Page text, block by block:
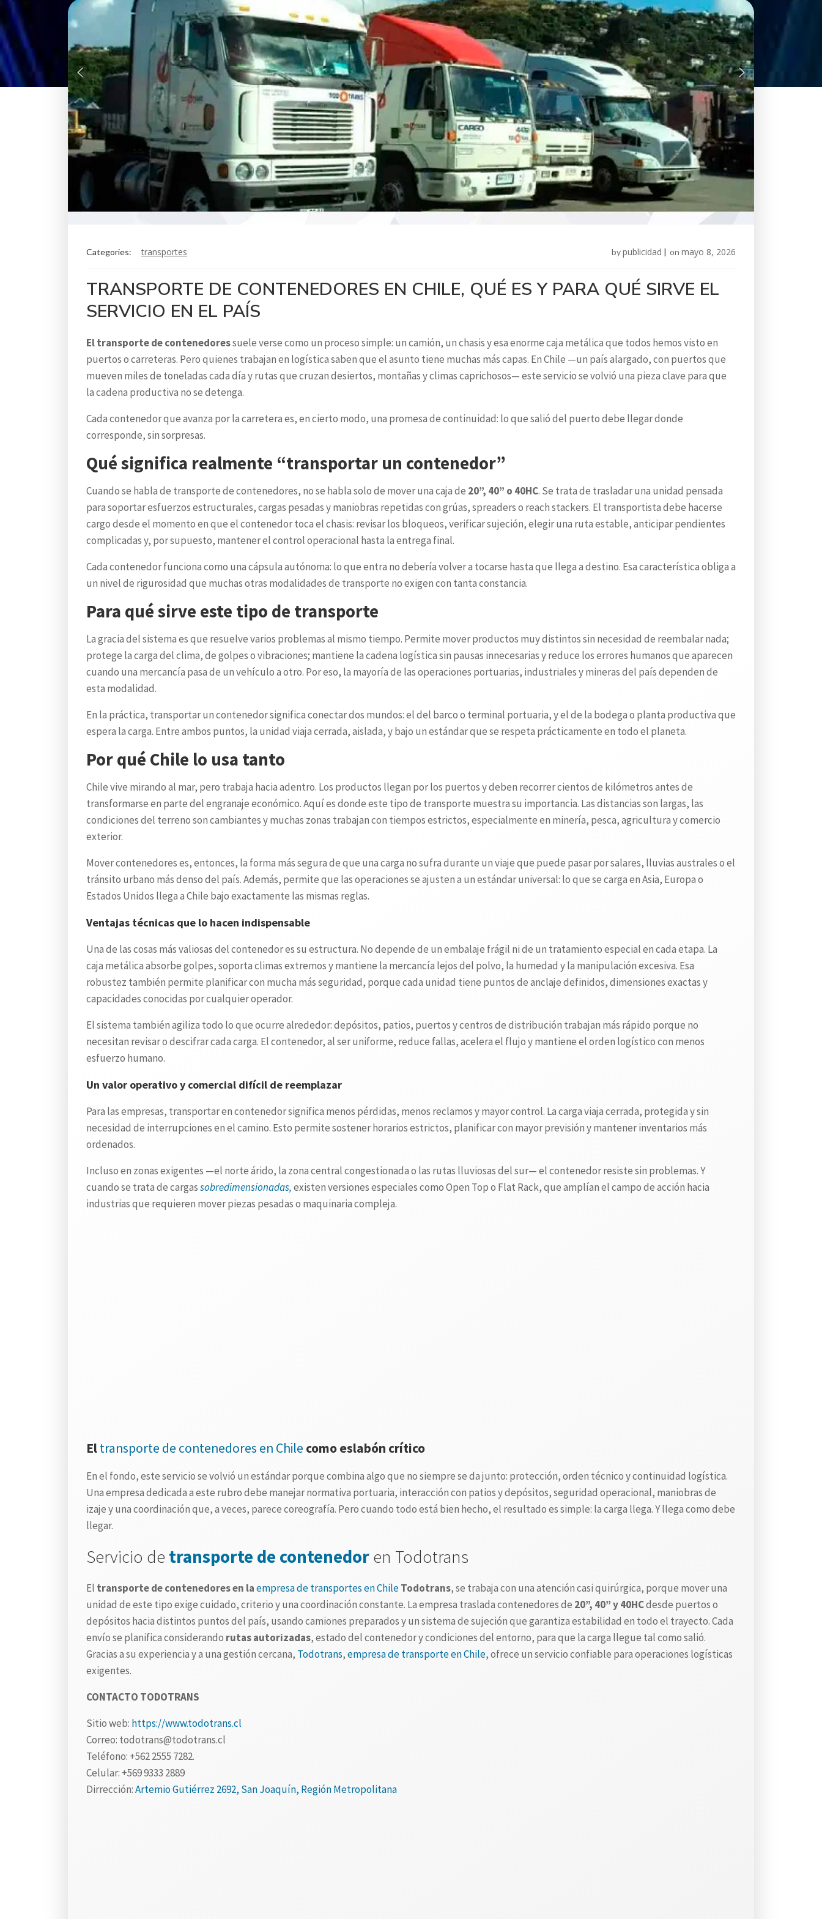
Categories: transportes bypublicidad | on mayo 8, 2026
TRANSPORTE DE CONTENEDORES EN CHILE, QUÉ ES Y PARA QUÉ SIRVE EL
SERVICIO EN EL PAÍS
El transporte de contenedoressuele verse como un proceso simple: un camión, un chasis y esa enorme caja metálica que todos hemos visto en
puertos o carreteras. Pero quienes trabajan en logística saben que el asunto tiene muchas más capas. En Chile —un país alargado, con puertos que
mueven miles de toneladas cada día y rutas que cruzan desiertos, montañas y climas caprichosos— este servicio se volvió una pieza clave para que
la cadena productiva no se detenga.
Cada contenedor que avanza por la carretera es, en cierto modo, una promesa de continuidad: lo que salió del puerto debe llegar donde
corresponde, sin sorpresas.
Qué significa realmente “transportar un contenedor”
Cuando se habla de transporte de contenedores, no se habla solo de mover una caja de 20”, 40” o 40HC. Se trata de trasladar una unidad pensada
para soportar esfuerzos estructurales, cargas pesadas y maniobras repetidas con grúas, spreaders o reach stackers. El transportista debe hacerse
cargo desde el momento en que el contenedor toca el chasis: revisar los bloqueos, verificar sujeción, elegir una ruta estable, anticipar pendientes
complicadas y, por supuesto, mantener el control operacional hasta la entrega final.
Cada contenedor funciona como una cápsula autónoma: lo que entra no debería volver a tocarse hasta que llega a destino. Esa característica obliga a
un nivel de rigurosidad que muchas otras modalidades de transporte no exigen con tanta constancia.
Para qué sirve este tipo de transporte
La gracia del sistema es que resuelve varios problemas al mismo tiempo. Permite mover productos muy distintos sin necesidad de reembalar nada;
protege la carga del clima, de golpes o vibraciones; mantiene la cadena logística sin pausas innecesarias y reduce los errores humanos que aparecen
cuando una mercancía pasa de un vehículo a otro. Por eso, la mayoría de las operaciones portuarias, industriales y mineras del país dependen de
esta modalidad.
En la práctica, transportar un contenedor significa conectar dos mundos: el del barco o terminal portuaria, y el de la bodega o planta productiva que
espera la carga. Entre ambos puntos, la unidad viaja cerrada, aislada, y bajo un estándar que se respeta prácticamente en todo el planeta.
Por qué Chile lo usa tanto
Chile vive mirando al mar, pero trabaja hacia adentro. Los productos llegan por los puertos y deben recorrer cientos de kilómetros antes de
transformarse en parte del engranaje económico. Aquí es donde este tipo de transporte muestra su importancia. Las distancias son largas, las
condiciones del terreno son cambiantes y muchas zonas trabajan con tiempos estrictos, especialmente en minería, pesca, agricultura y comercio
exterior.
Mover contenedores es, entonces, la forma más segura de que una carga no sufra durante un viaje que puede pasar por salares, lluvias australes o el
tránsito urbano más denso del país. Además, permite que las operaciones se ajusten a un estándar universal: lo que se carga en Asia, Europa o
Estados Unidos llega a Chile bajo exactamente las mismas reglas.
Ventajas técnicas que lo hacen indispensable
Una de las cosas más valiosas del contenedor es su estructura. No depende de un embalaje frágil ni de un tratamiento especial en cada etapa. La
caja metálica absorbe golpes, soporta climas extremos y mantiene la mercancía lejos del polvo, la humedad y la manipulación excesiva. Esa
robustez también permite planificar con mucha más seguridad, porque cada unidad tiene puntos de anclaje definidos, dimensiones exactas y
capacidades conocidas por cualquier operador.
El sistema también agiliza todo lo que ocurre alrededor: depósitos, patios, puertos y centros de distribución trabajan más rápido porque no
necesitan revisar o descifrar cada carga. El contenedor, al ser uniforme, reduce fallas, acelera el flujo y mantiene el orden logístico con menos
esfuerzo humano.
Un valor operativo y comercial difícil de reemplazar
Para las empresas, transportar en contenedor significa menos pérdidas, menos reclamos y mayor control. La carga viaja cerrada, protegida y sin
necesidad de interrupciones en el camino. Esto permite sostener horarios estrictos, planificar con mayor previsión y mantener inventarios más
ordenados.
Incluso en zonas exigentes —el norte árido, la zona central congestionada o las rutas lluviosas del sur— el contenedor resiste sin problemas. Y
cuando se trata de cargassobredimensionadas,existen versiones especiales como Open Top o Flat Rack, que amplían el campo de acción hacia
industrias que requieren mover piezas pesadas o maquinaria compleja.
Eltransporte de contenedores en Chile como eslabón crítico
En el fondo, este servicio se volvió un estándar porque combina algo que no siempre se da junto: protección, orden técnico y continuidad logística.
Una empresa dedicada a este rubro debe manejar normativa portuaria, interacción con patios y depósitos, seguridad operacional, maniobras de
izaje y una coordinación que, a veces, parece coreografía. Pero cuando todo está bien hecho, el resultado es simple: la carga llega. Y llega como debe
llegar.
Servicio de transporte de contenedoren Todotrans
El transporte de contenedores en laempresa de transportes en ChileTodotrans, se trabaja con una atención casi quirúrgica, porque mover una
unidad de este tipo exige cuidado, criterio y una coordinación constante. La empresa traslada contenedores de 20”, 40” y 40HCdesde puertos o
depósitos hacia distintos puntos del país, usando camiones preparados y un sistema de sujeción que garantiza estabilidad en todo el trayecto. Cada
envío se planifica considerando rutas autorizadas, estado del contenedor y condiciones del entorno, para que la carga llegue tal como salió.
Gracias a su experiencia y a una gestión cercana, Todotrans,empresa de transporte en Chile, ofrece un servicio confiable para operaciones logísticas
exigentes.
CONTACTO TODOTRANS
Sitio web: https://www.todotrans.cl
Correo: todotrans@todotrans.cl
Teléfono: +562 2555 7282.
Celular: +569 9333 2889
Dirrección:Artemio Gutiérrez 2692, San Joaquín, Región Metropolitana